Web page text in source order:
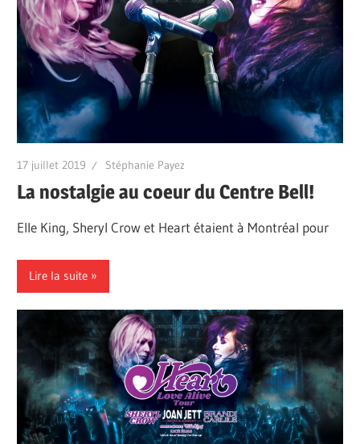
17 juillet 2019 Stéphanie Payez
La nostalgie au coeur du Centre Bell!
Elle King, Sheryl Crow et Heart étaient à Montréal pour
Lire la suite